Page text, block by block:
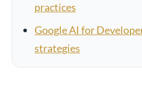
practices
Google AI for
strategies